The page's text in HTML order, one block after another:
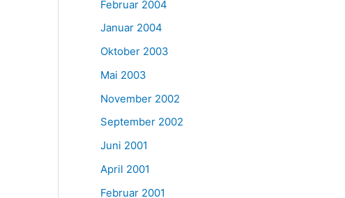
Februar 2004
Januar 2004
Oktober 2003
Mai 2003
November 2002
September 2002
Juni 2001
April 2001
Februar 2001